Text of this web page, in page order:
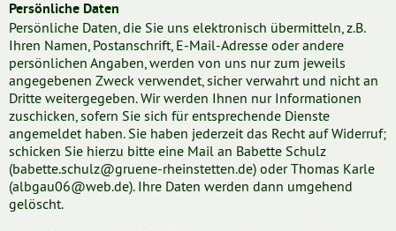
Persönliche Daten
Persönliche Daten, die Sie uns elektronisch übermitteln, z.B.
Ihren Namen, Postanschrift, E-Mail-Adresse oder andere
persönlichen Angaben, werden von uns nur zum jeweils
angegebenen Zweck verwendet, sicher verwahrt und nicht an
Dritte weitergegeben. Wir werden Ihnen nur Informationen
zuschicken, sofern Sie sich für entsprechende Dienste
angemeldet haben. Sie haben jederzeit das Recht auf Widerruf;
schicken Sie hierzu bitte eine Mail an Babette Schulz
(babette.schulz@gruene-rheinstetten.de) oder Thomas Karle
(albgau06@web.de). Ihre Daten werden dann umgehend
gelöscht.